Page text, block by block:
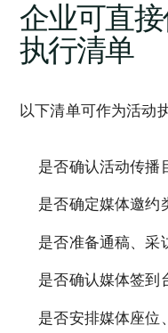
企业可直
执行清单
以下清单可作为活动
是否确认活动传播
是否确定媒体邀约
是否准备通稿、采
是否确认媒体签到
是否安排媒体座位